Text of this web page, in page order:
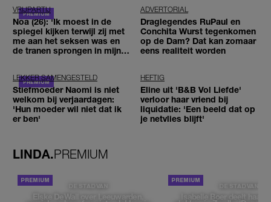
VRIJPARTIJ
Noa (26): 'Ik moest in de
spiegel kijken terwijl zij met
me aan het seksen was en
de tranen sprongen in mijn
ADVERTORIAL
Draglegendes RuPaul en
Conchita Wurst tegenkomen
op de Dam? Dat kan zomaar
eens realiteit worden
LEKKER SAMENGESTELD
Stiefmoeder Naomi is niet
welkom bij verjaardagen:
'Hun moeder wil niet dat ik
er ben'
HEFTIG
Eline uit 'B&B Vol Liefde'
verloor haar vriend bij
liquidatie: 'Een beeld dat op
je netvlies blijft'
LINDA.PREMIUM
DE STAD VAN
Elske DeWall over Leeuwarden,
DE STAD VAN
Isabelle Boer deelt haar